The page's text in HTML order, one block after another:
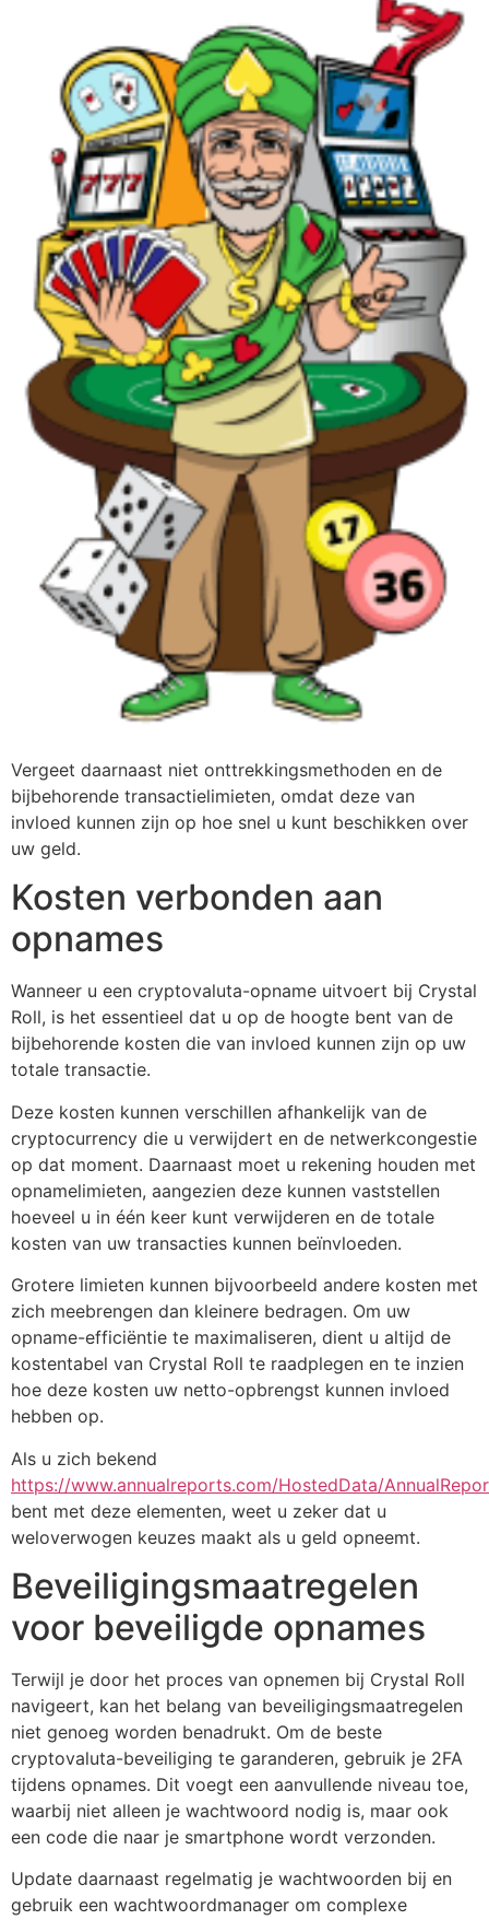
Vergeet daarnaast niet onttrekkingsmethoden en de
bijbehorende transactielimieten, omdat deze van
invloed kunnen zijn op hoe snel u kunt beschikken over
uw geld.
Kosten verbonden aan
opnames
Wanneer u een cryptovaluta-opname uitvoert bij Crystal
Roll, is het essentieel dat u op de hoogte bent van de
bijbehorende kosten die van invloed kunnen zijn op uw
totale transactie.
Deze kosten kunnen verschillen afhankelijk van de
cryptocurrency die u verwijdert en de netwerkcongestie
op dat moment. Daarnaast moet u rekening houden met
opnamelimieten, aangezien deze kunnen vaststellen
hoeveel u in één keer kunt verwijderen en de totale
kosten van uw transacties kunnen beïnvloeden.
Grotere limieten kunnen bijvoorbeeld andere kosten met
zich meebrengen dan kleinere bedragen. Om uw
opname-efficiëntie te maximaliseren, dient u altijd de
kostentabel van Crystal Roll te raadplegen en te inzien
hoe deze kosten uw netto-opbrengst kunnen invloed
hebben op.
Als u zich bekend
https://www.annualreports.com/HostedData/
bent met deze elementen, weet u zeker dat u
weloverwogen keuzes maakt als u geld opneemt.
Beveiligingsmaatregelen
voor beveiligde opnames
Terwijl je door het proces van opnemen bij Crystal Roll
navigeert, kan het belang van beveiligingsmaatregelen
niet genoeg worden benadrukt. Om de beste
cryptovaluta-beveiliging te garanderen, gebruik je 2FA
tijdens opnames. Dit voegt een aanvullende niveau toe,
waarbij niet alleen je wachtwoord nodig is, maar ook
een code die naar je smartphone wordt verzonden.
Update daarnaast regelmatig je wachtwoorden bij en
gebruik een wachtwoordmanager om complexe